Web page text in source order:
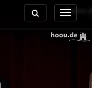
Toggle
Toggle
navigation